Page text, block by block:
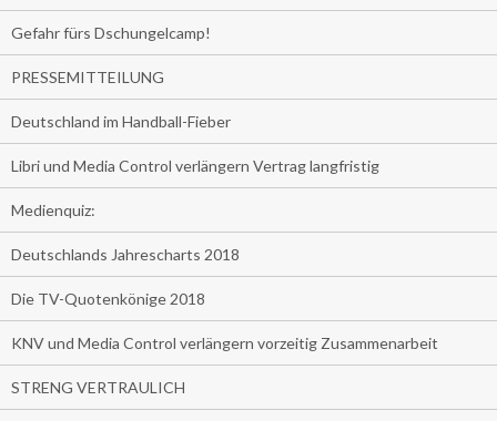
Gefahr fürs Dschungelcamp!
PRESSEMITTEILUNG
Deutschland im Handball-Fieber
Libri und Media Control verlängern Vertrag langfristig
Medienquiz:
Deutschlands Jahrescharts 2018
Die TV-Quotenkönige 2018
KNV und Media Control verlängern vorzeitig Zusammenarbeit
STRENG VERTRAULICH